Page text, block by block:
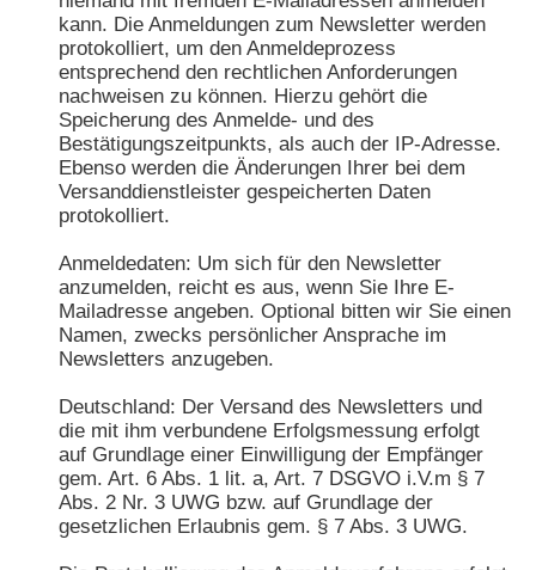
kann. Die Anmeldungen zum Newsletter werden
protokolliert, um den Anmeldeprozess
entsprechend den rechtlichen Anforderungen
nachweisen zu können. Hierzu gehört die
Speicherung des Anmelde- und des
Bestätigungszeitpunkts, als auch der IP-Adresse.
Ebenso werden die Änderungen Ihrer bei dem
Versanddienstleister gespeicherten Daten
protokolliert.
Anmeldedaten: Um sich für den Newsletter
anzumelden, reicht es aus, wenn Sie Ihre E-
Mailadresse angeben. Optional bitten wir Sie einen
Namen, zwecks persönlicher Ansprache im
Newsletters anzugeben.
Deutschland: Der Versand des Newsletters und
die mit ihm verbundene Erfolgsmessung erfolgt
auf Grundlage einer Einwilligung der Empfänger
gem. Art. 6 Abs. 1 lit. a, Art. 7 DSGVO i.V.m § 7
Abs. 2 Nr. 3 UWG bzw. auf Grundlage der
gesetzlichen Erlaubnis gem. § 7 Abs. 3 UWG.